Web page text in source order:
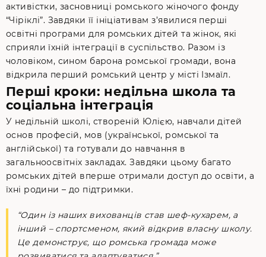
активістки, засновниці ромського жіночого фонду
“Чіріклі”. Завдяки її ініціативам з’явилися перші
освітні програми для ромських дітей та жінок, які
сприяли їхній інтеграції в суспільство. Разом із
чоловіком, сином барона ромської громади, вона
відкрила перший ромський центр у місті Ізмаїл.
Перші кроки: недільна школа та
соціальна інтеграція
У недільній школі, створеній Юлією, навчали дітей
основ професій, мов (української, ромської та
англійської) та готували до навчання в
загальноосвітніх закладах. Завдяки цьому багато
ромських дітей вперше отримали доступ до освіти, а
їхні родини – до підтримки.
“Один із наших вихованців став шеф-кухарем, а
інший – спортсменом, який відкрив власну школу.
Це демонструє, що ромська громада може